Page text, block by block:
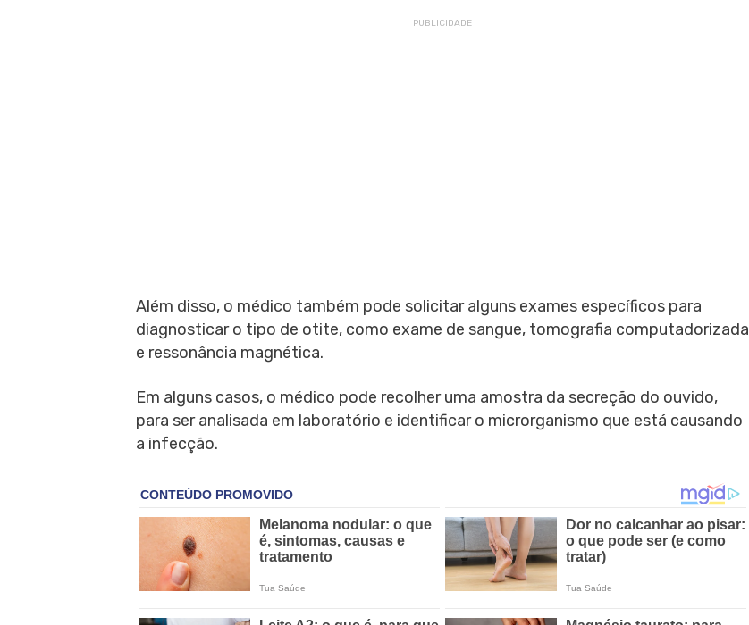
Além disso, o médico também pode solicitar alguns exames específicos para
diagnosticar o tipo de otite, como exame de sangue, tomografia computadorizada
e ressonância magnética.
Em alguns casos, o médico pode recolher uma amostra da secreção do ouvido,
para ser analisada em laboratório e identificar o microrganismo que está causando
a infecção.